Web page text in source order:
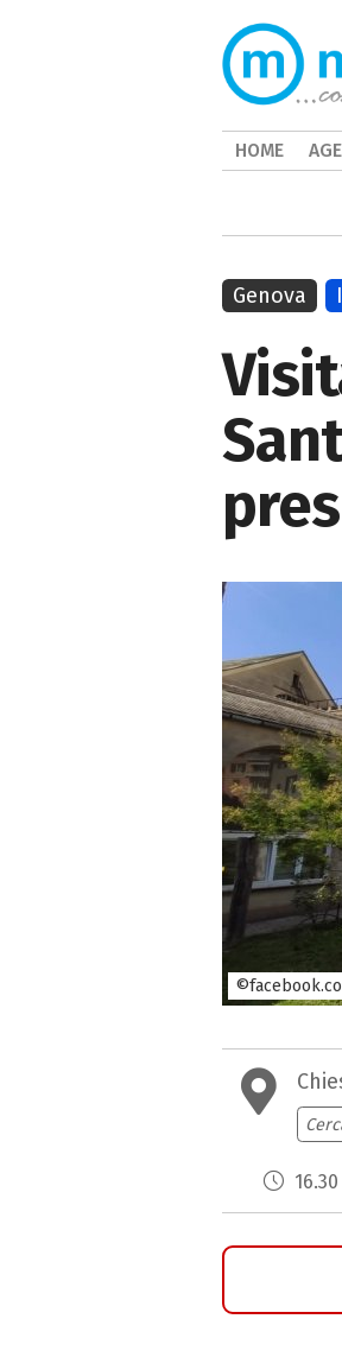
16.30
Genova
HOME